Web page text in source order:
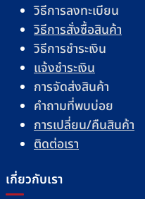
วิธีการลงทะเบียน
วิธีการสั่งซื้อสินค้า
วิธีการชำระเงิน
แจ้งชำระเงิน
การจัดส่งสินค้า
คำถามที่พบบ่อย
การเปลี่ยน/คืนสินค้า
ติดต่อเรา
เกี่ยวกับเรา